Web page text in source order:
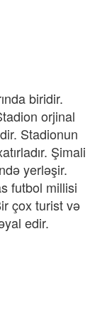
biridir.
orjinal
Stadionun
Şimali
yerləşir.
futbol millisi
çox turist və
edir.